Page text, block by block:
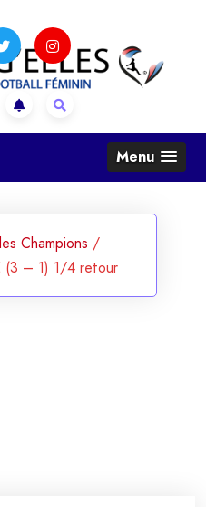
Menu
Champions /
(3 – 1) 1/4 retour